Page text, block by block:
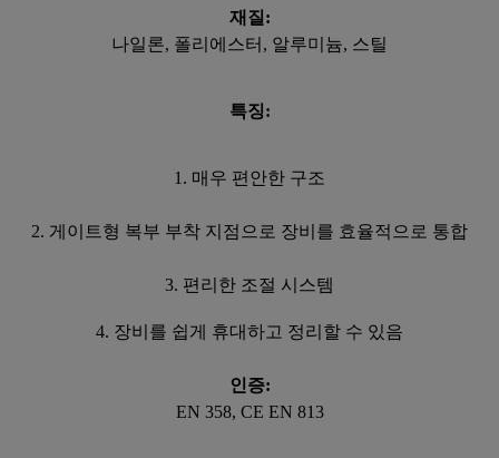
재질:
나일론, 폴리에스터, 알루미늄, 스틸
특징:
1. 매우 편안한 구조
2. 게이트형 복부 부착 지점으로 장비를 효율적으로 통합
3. 편리한 조절 시스템
4. 장비를 쉽게 휴대하고 정리할 수 있음
인증:
EN 358, CE EN 813